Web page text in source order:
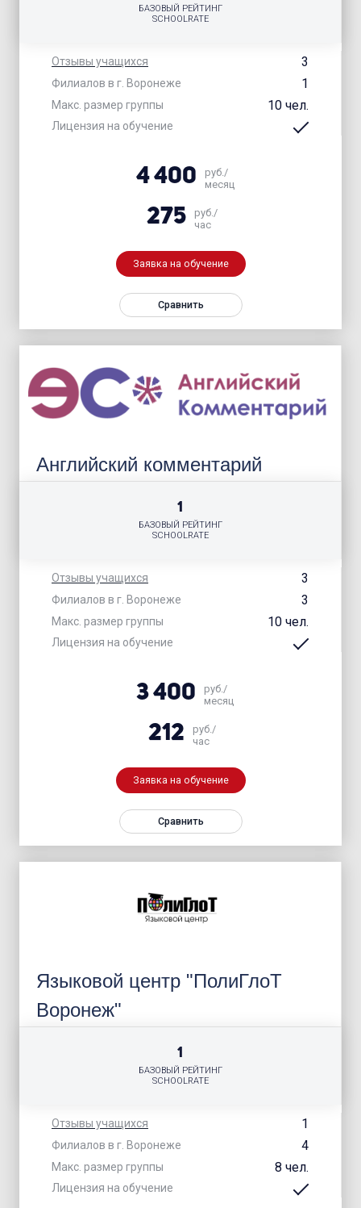
Отзывы учащихся 3
Филиалов в г. Воронеже 1
Макс. размер группы 10 чел.
Лицензия на обучение
БАЗОВЫЙ РЕЙТИНГ
SCHOOLRATE
4 400
руб./
месяц
275
руб./
час
Заявка на обучение
Сравнить
Английский комментарий
Отзывы учащихся 3
Филиалов в г. Воронеже 3
Макс. размер группы 10 чел.
Лицензия на обучение
1
БАЗОВЫЙ РЕЙТИНГ
SCHOOLRATE
3 400
руб./
месяц
212
руб./
час
Заявка на обучение
Сравнить
Языковой центр "ПолиГлоТ
Воронеж"
Отзывы учащихся 1
Филиалов в г. Воронеже 4
Макс. размер группы 8 чел.
Лицензия на обучение
1
БАЗОВЫЙ РЕЙТИНГ
SCHOOLRATE